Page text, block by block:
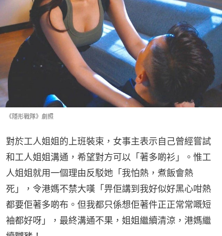
《隱形戰隊》劇照
對於工人姐姐的上班裝束，女事主表示自己曾經嘗試
和工人姐姐溝通，希望對方可以「著多啲衫」。惟工
人姐姐就用一個理由反駁她「我怕熱，煮飯會熱
死」，令港媽不禁大嘆「畀佢講到我好似好黑心咁熱
都要佢著多啲布。但我都只係想佢著件正正常常嘅短
袖都好呀」，最終溝通不果，姐姐繼續清涼，港媽繼